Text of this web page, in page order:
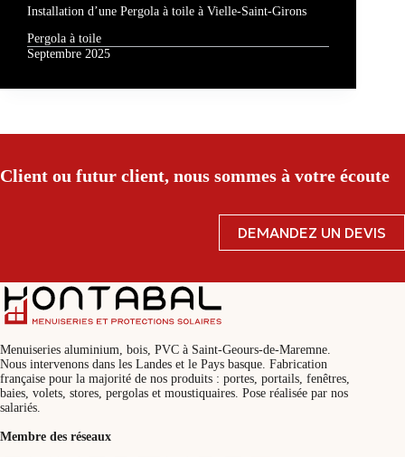
Installation d’une Pergola à toile à Vielle-Saint-Girons
Pergola à toile
Septembre 2025
Client ou futur client, nous sommes à votre écoute
DEMANDEZ UN DEVIS
Menuiseries aluminium, bois, PVC à Saint-Geours-de-Maremne.
Nous intervenons dans les Landes et le Pays basque. Fabrication
française pour la majorité de nos produits : portes, portails, fenêtres,
baies, volets, stores, pergolas et moustiquaires. Pose réalisée par nos
salariés.
Membre des réseaux